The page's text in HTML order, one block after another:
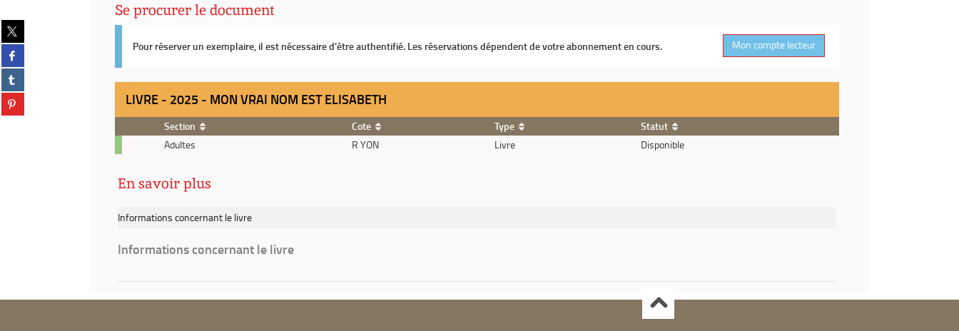
Partager
sur
twitter
(Nouvelle
fenêtre)
Partager
sur
facebook
(Nouvelle
fenêtre)
Partager
sur
tumblr
(Nouvelle
Partager
sur
Se procurer le document
Pour réserver un exemplaire, il est nécessaire d'être authentifié. Les réservations dépendent de votre abonnement en cours. Mon compte lecteur
LIVRE - 2025 - MON VRAI NOM EST ELISABETH
-
vrai
est
Elisabeth
Section Cote Type
Statut
Adultes
R YON Livre Disponible
En savoir plus
Informations concernant le livre
Informations concernant le livre